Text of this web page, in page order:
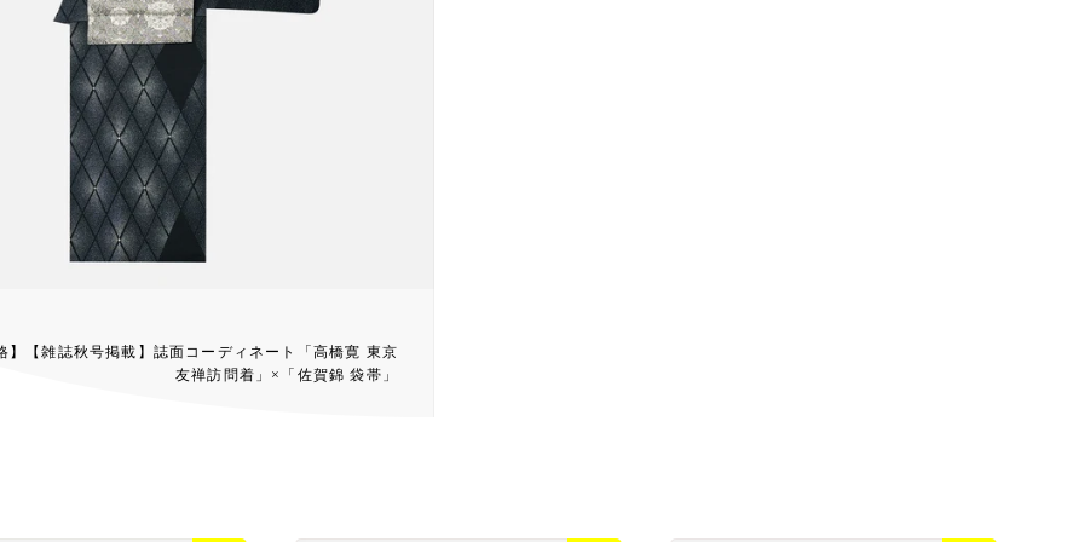
】【雑誌秋号掲載】誌面コーディネート「高橋寛 東京
友禅訪問着」×「佐賀錦 袋帯」